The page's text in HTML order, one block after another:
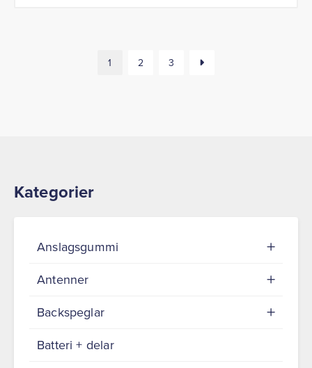
Kategorier
Anslagsgummi
Antenner
Backspeglar
Batteri + delar
1 2 3